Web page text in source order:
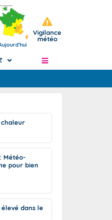
Vigilance
météo
de J+2 à J+7
à l'échelle
risque
Météo-
pour bien
dans le